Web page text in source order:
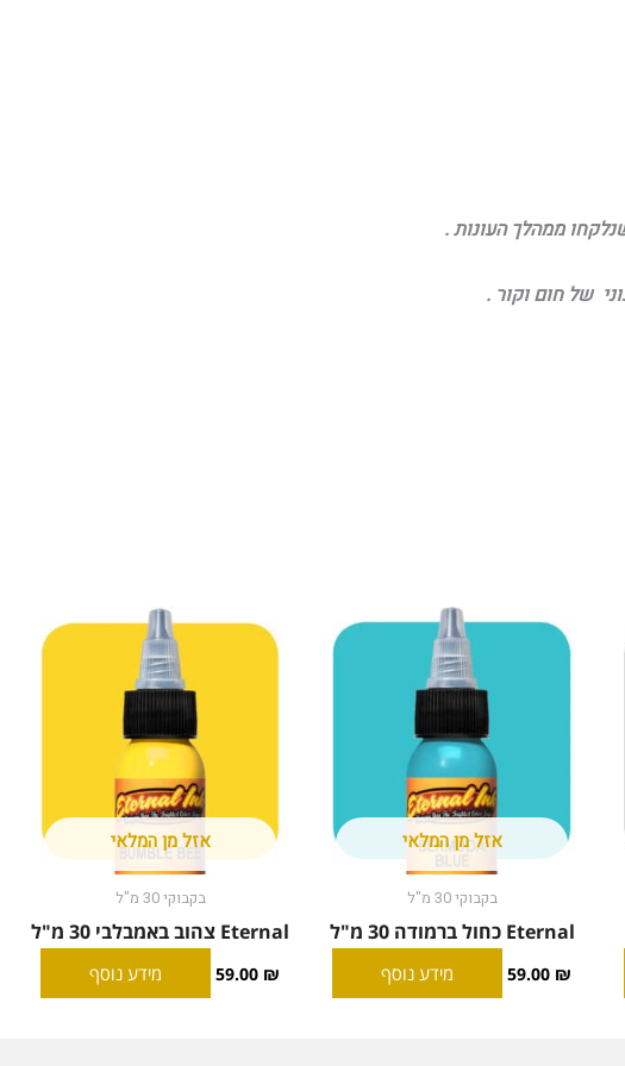
של חום וקור .
אזל מן המלאי
בקבוקי 30 מ"ל
Eternal כחול ברמודה 30 מ"ל
59.00 ₪ מידע נוסף
אזל מן המלאי
בקבוקי 30 מ"ל
Eternal צהוב באמבלבי 30 מ"ל
59.00 ₪ מידע נוסף